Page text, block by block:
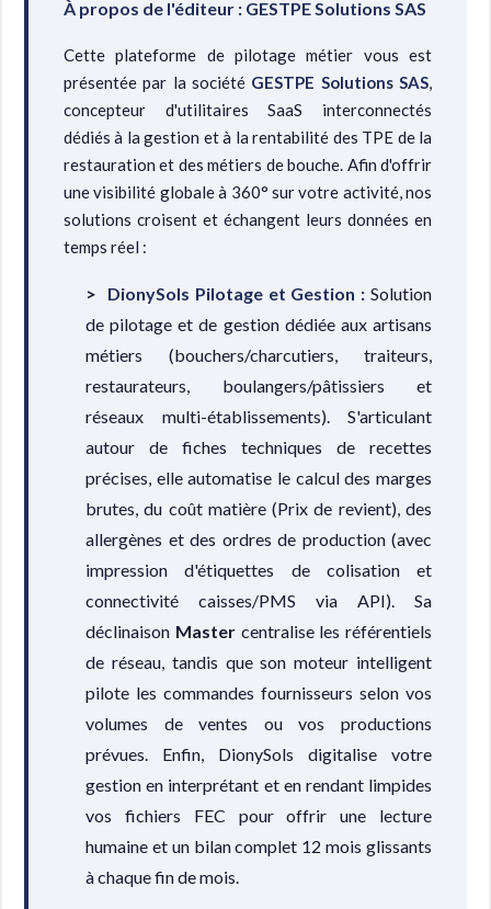
À propos de l'éditeur : GESTPE Solutions SAS
Cette plateforme de pilotage métier vous est
présentée par la société GESTPE Solutions SAS,
concepteur d'utilitaires SaaS interconnectés
dédiés à la gestion et à la rentabilité des TPE de la
restauration et des métiers de bouche. Afin d'offrir
une visibilité globale à 360° sur votre activité, nos
solutions croisent et échangent leurs données en
temps réel :
DionySols Pilotage et Gestion : Solution
de pilotage et de gestion dédiée aux artisans
métiers (bouchers/charcutiers, traiteurs,
restaurateurs, boulangers/pâtissiers et
réseaux multi-établissements). S'articulant
autour de fiches techniques de recettes
précises, elle automatise le calcul des marges
brutes, du coût matière (Prix de revient), des
allergènes et des ordres de production (avec
impression d'étiquettes de colisation et
connectivité caisses/PMS via API). Sa
déclinaison Mastercentralise les référentiels
de réseau, tandis que son moteur intelligent
pilote les commandes fournisseurs selon vos
volumes de ventes ou vos productions
prévues. Enfin, DionySols digitalise votre
gestion en interprétant et en rendant limpides
vos fichiers FEC pour offrir une lecture
humaine et un bilan complet 12 mois glissants
à chaque fin de mois.